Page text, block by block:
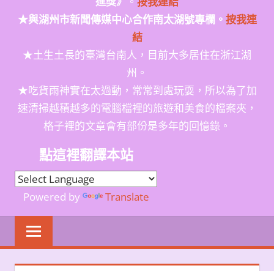
★與湖州市新聞傳媒中心合作南太湖號專欄。 按我連
結
★土生土長的臺灣台南人，目前大多居住在浙江湖
州。
★吃貨雨神實在太過動，常常到處玩耍，所以為了加
速清掃越積越多的電腦檔裡的旅遊和美食的檔案夾，
格子裡的文章會有部份是多年的回憶錄。
點這裡翻譯本站
Powered by Translate